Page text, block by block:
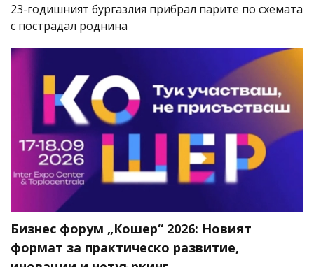
23-годишният бургазлия прибрал парите по схемата
с пострадал роднина
Бизнес форум „Кошер“ 2026: Новият
формат за практическо развитие,